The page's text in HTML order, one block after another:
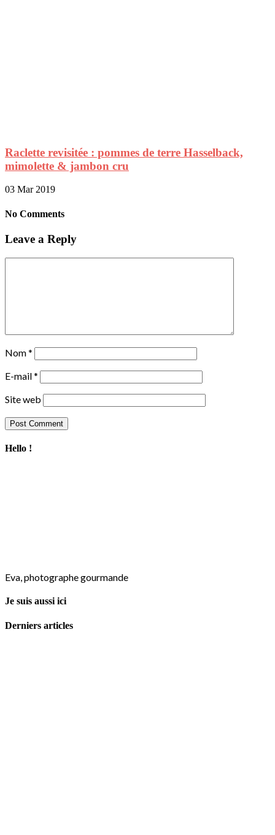
Raclette revisitée : pommes de terre Hasselback,
mimolette & jambon cru
03 Mar 2019
No Comments
Leave a Reply
Nom*
E-mail*
Site web
Hello !
Eva, photographe gourmande
Je suis aussi ici
Derniers articles